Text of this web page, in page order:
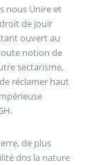
nous Unire et
de jouir
ouvert au
notion de
sectarisme,
réclamer haut
de plus
dns la nature